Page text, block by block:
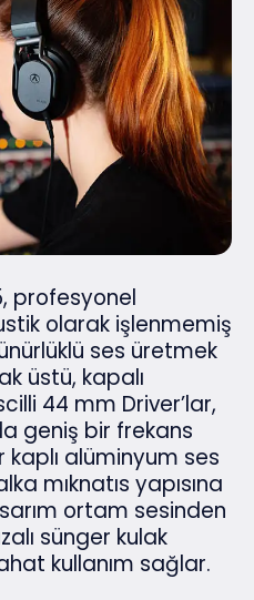
profesyonel
olarak işlenmemiş
ses üretmek
üstü, kapalı
44 mm Driver’lar,
geniş bir frekans
alüminyum ses
mıknatıs yapısına
ortam sesinden
sünger kulak
kullanım sağlar.